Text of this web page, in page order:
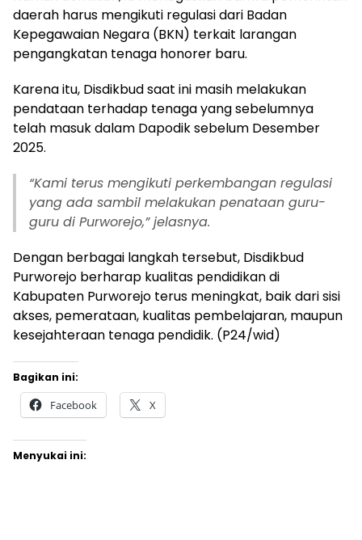
daerah harus mengikuti regulasi dari Badan
Kepegawaian Negara (BKN) terkait larangan
pengangkatan tenaga honorer baru.
Karena itu, Disdikbud saat ini masih melakukan
pendataan terhadap tenaga yang sebelumnya
telah masuk dalam Dapodik sebelum Desember
2025.
“Kami terus mengikuti perkembangan regulasi
yang ada sambil melakukan penataan guru-
guru di Purworejo,” jelasnya.
Dengan berbagai langkah tersebut, Disdikbud
Purworejo berharap kualitas pendidikan di
Kabupaten Purworejo terus meningkat, baik dari sisi
akses, pemerataan, kualitas pembelajaran, maupun
kesejahteraan tenaga pendidik. (P24/wid)
Bagikan ini:
Facebook X
Menyukai ini: